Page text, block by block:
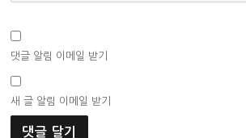
댓글 알림 이메일 받기
새 글 알림 이메일 받기